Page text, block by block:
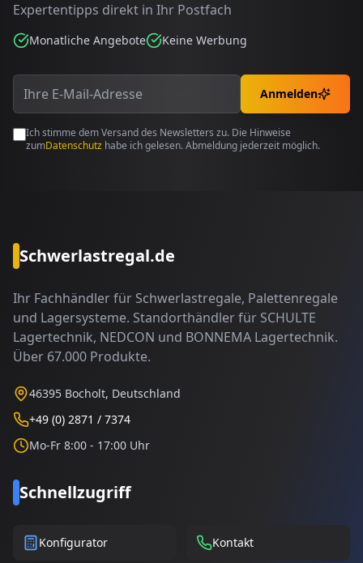
Expertentipps direkt in Ihr Postfach
Monatliche Angebote Keine Werbung
Anmelden
Ich stimme dem Versand des Newsletters zu. Die Hinweise
zumDatenschutz habe ich gelesen. Abmeldung jederzeit möglich.
Schwerlastregal.de
Ihr Fachhändler für Schwerlastregale, Palettenregale
und Lagersysteme. Standorthändler für SCHULTE
Lagertechnik, NEDCON und BONNEMA Lagertechnik.
Über 67.000 Produkte.
46395 Bocholt, Deutschland
+49 (0) 2871 / 7374
Mo-Fr 8:00 - 17:00 Uhr
Schnellzugriff
Konfigurator Kontakt